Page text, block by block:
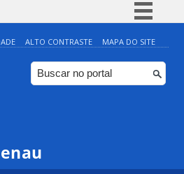
Simplifique!
Comunica BR
Participe
ALTO CONTRASTE MAPA DO SITE